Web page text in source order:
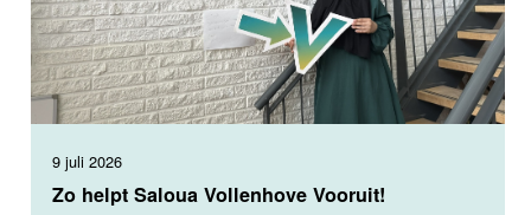
Zo helpt Saloua Vollenhove Vooruit!
9 juli 2026